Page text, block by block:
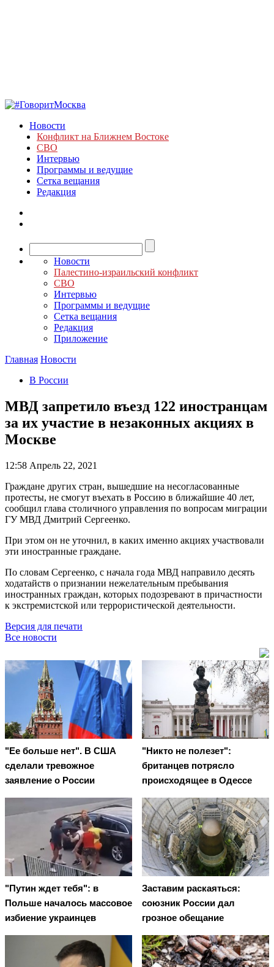
Новости
Конфликт на Ближнем Востоке
СВО
Интервью
Программы и ведущие
Сетка вещания
Редакция
Новости
Палестино-израильский конфликт
СВО
Интервью
Программы и ведущие
Сетка вещания
Редакция
Приложение
Главная Новости
В России
МВД запретило въезд 122 иностранцам
за их участие в незаконных акциях в
Москве
12:58 Апрель 22, 2021
Граждане других стран, вышедшие на несогласованные
протесты, не смогут въехать в Россию в ближайшие 40 лет,
сообщил глава столичного управления по вопросам миграции
ГУ МВД Дмитрий Сергеенко.
При этом он не уточнил, в каких именно акциях участвовали
эти иностранные граждане.
По словам Сергеенко, с начала года МВД направило десять
ходатайств о признании нежелательным пребывания
иностранных граждан, которых подозревают в причастности
к экстремистской или террористической деятельности.
Версия для печати
Все новости
"Ее больше нет". В США
сделали тревожное
заявление о России
"Никто не полезет":
британцев потрясло
происходящее в Одессе
"Путин ждет тебя": в
Польше началось массовое
избиение украинцев
Заставим раскаяться:
союзник России дал
грозное обещание